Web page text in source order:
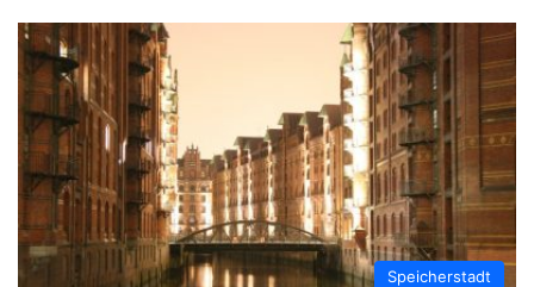
Speicherstadt